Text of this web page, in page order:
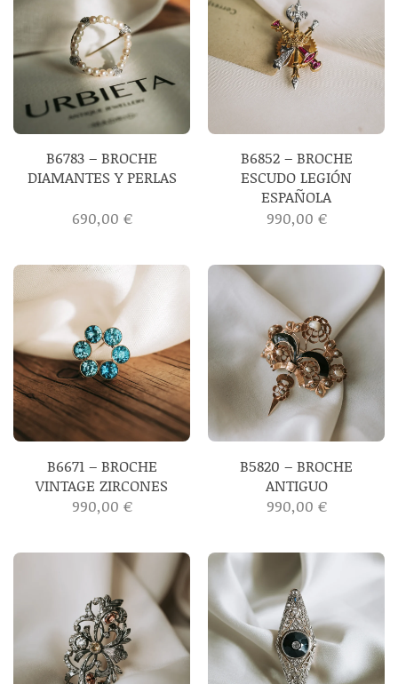
B6783 – BROCHE
DIAMANTES Y PERLAS
690,00 €
B6852 – BROCHE
ESCUDO LEGIÓN
ESPAÑOLA
990,00 €
B6671 – BROCHE
VINTAGE ZIRCONES
990,00 €
B5820 – BROCHE
ANTIGUO
990,00 €